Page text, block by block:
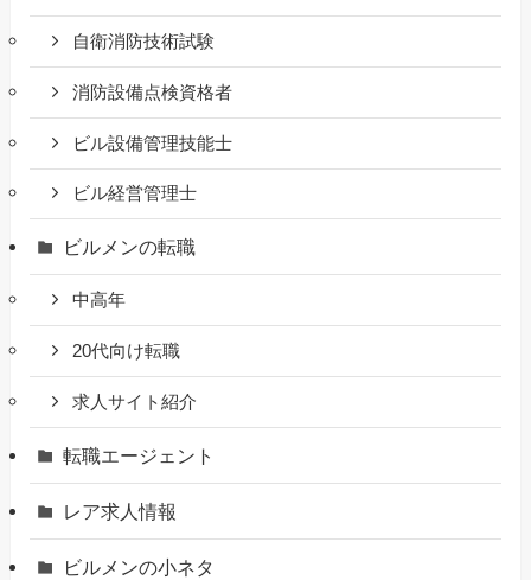
自衛消防技術試験
消防設備点検資格者
ビル設備管理技能士
ビル経営管理士
ビルメンの転職
中高年
20代向け転職
求人サイト紹介
転職エージェント
レア求人情報
ビルメンの小ネタ